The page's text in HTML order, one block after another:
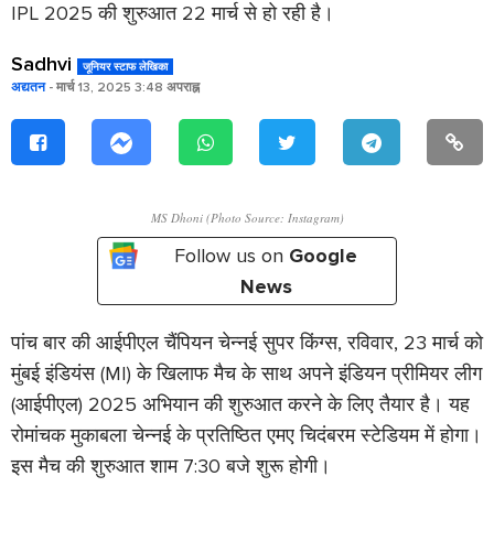
IPL 2025 की शुरुआत 22 मार्च से हो रही है।
Sadhvi जूनियर स्टाफ लेखिका
अद्यतन- मार्च 13, 2025 3:48 अपराह्न
MS Dhoni (Photo Source: Instagram)
Follow us on Google
News
पांच बार की आईपीएल चैंपियन चेन्नई सुपर किंग्स, रविवार, 23 मार्च को
मुंबई इंडियंस (MI) के खिलाफ मैच के साथ अपने इंडियन प्रीमियर लीग
(आईपीएल) 2025 अभियान की शुरुआत करने के लिए तैयार है। यह
रोमांचक मुकाबला चेन्नई के प्रतिष्ठित एमए चिदंबरम स्टेडियम में होगा।
इस मैच की शुरुआत शाम 7:30 बजे शुरू होगी।